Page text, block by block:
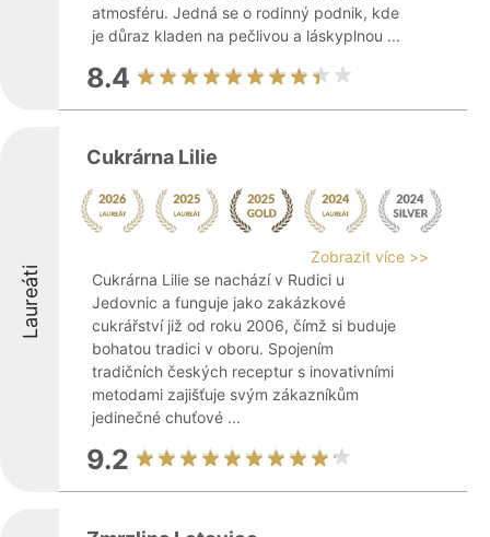
atmosféru. Jedná se o rodinný podnik, kde
je důraz kladen na pečlivou a láskyplnou ...
8.4
Laureáti
Cukrárna Lilie
Zobrazit více >>
Cukrárna Lilie se nachází v Rudici u
Jedovnic a funguje jako zakázkové
cukrářství již od roku 2006, čímž si buduje
bohatou tradici v oboru. Spojením
tradičních českých receptur s inovativními
metodami zajišťuje svým zákazníkům
jedinečné chuťové ...
9.2